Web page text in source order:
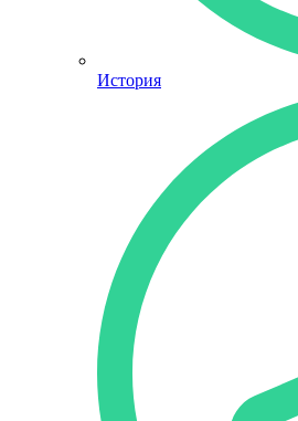
История